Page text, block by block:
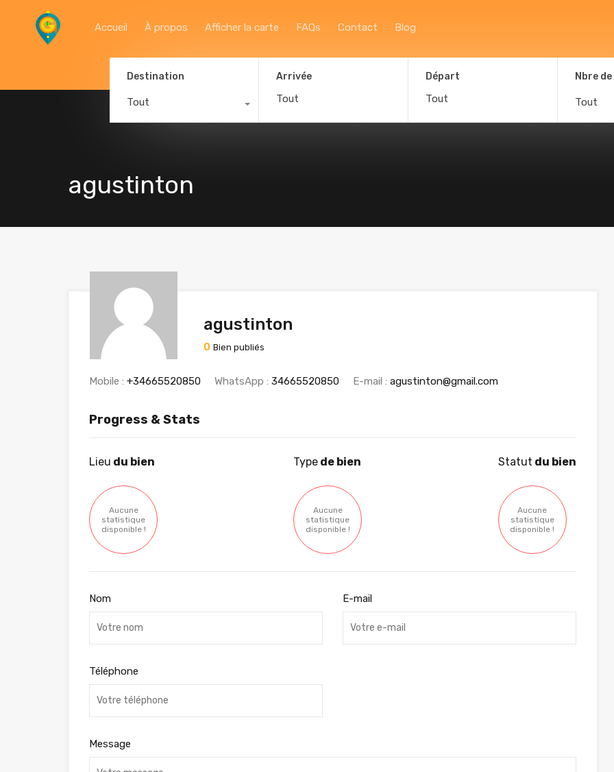
Accueil
Accueil À propos Afficher la carte FAQs Contact Blog
Destination
Tout
Arrivée Départ Nbre
Tout
agustinton
agustinton
0 Bien publiés
Mobile : +34665520850 WhatsApp : 34665520850 E-mail : agustinton@gmail.com
Progress & Stats
Lieu du bien
Aucune
statistique
disponible !
Type de bien
Aucune
statistique
disponible !
Statut du bien
Aucune
statistique
disponible !
Nom E-mail
Téléphone
Message